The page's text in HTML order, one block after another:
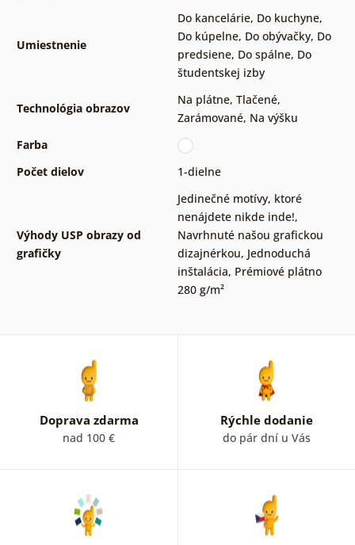
Umiestnenie
Do kancelárie, Do kuchyne,
Do kúpelne, Do obývačky, Do
predsiene, Do spálne, Do
študentskej izby
Technológia obrazov
Na plátne, Tlačené,
Zarámované, Na výšku
Farba
Počet dielov
1-dielne
Výhody USP obrazy od
grafičky
Jedinečné motívy, ktoré
nenájdete nikde inde!,
Navrhnuté našou grafickou
dizajnérkou, Jednoduchá
inštalácia, Prémiové plátno
280 g/m²
Doprava zdarma
nad 100 €
Rýchle dodanie
do pár dní u Vás